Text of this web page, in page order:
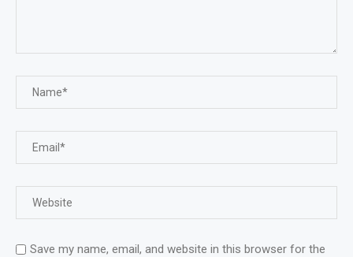
Save my name, email, and website in this browser for the